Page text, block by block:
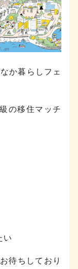
か暮らしフェ
の移住マッチ
い
待ちしており